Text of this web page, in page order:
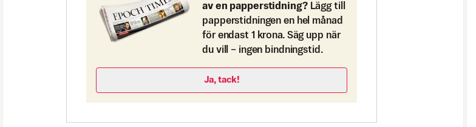
av en papperstidning? Lägg till
papperstidningen en hel månad
för endast 1 krona. Säg upp när
du vill – ingen bindningstid.
Ja, tack!